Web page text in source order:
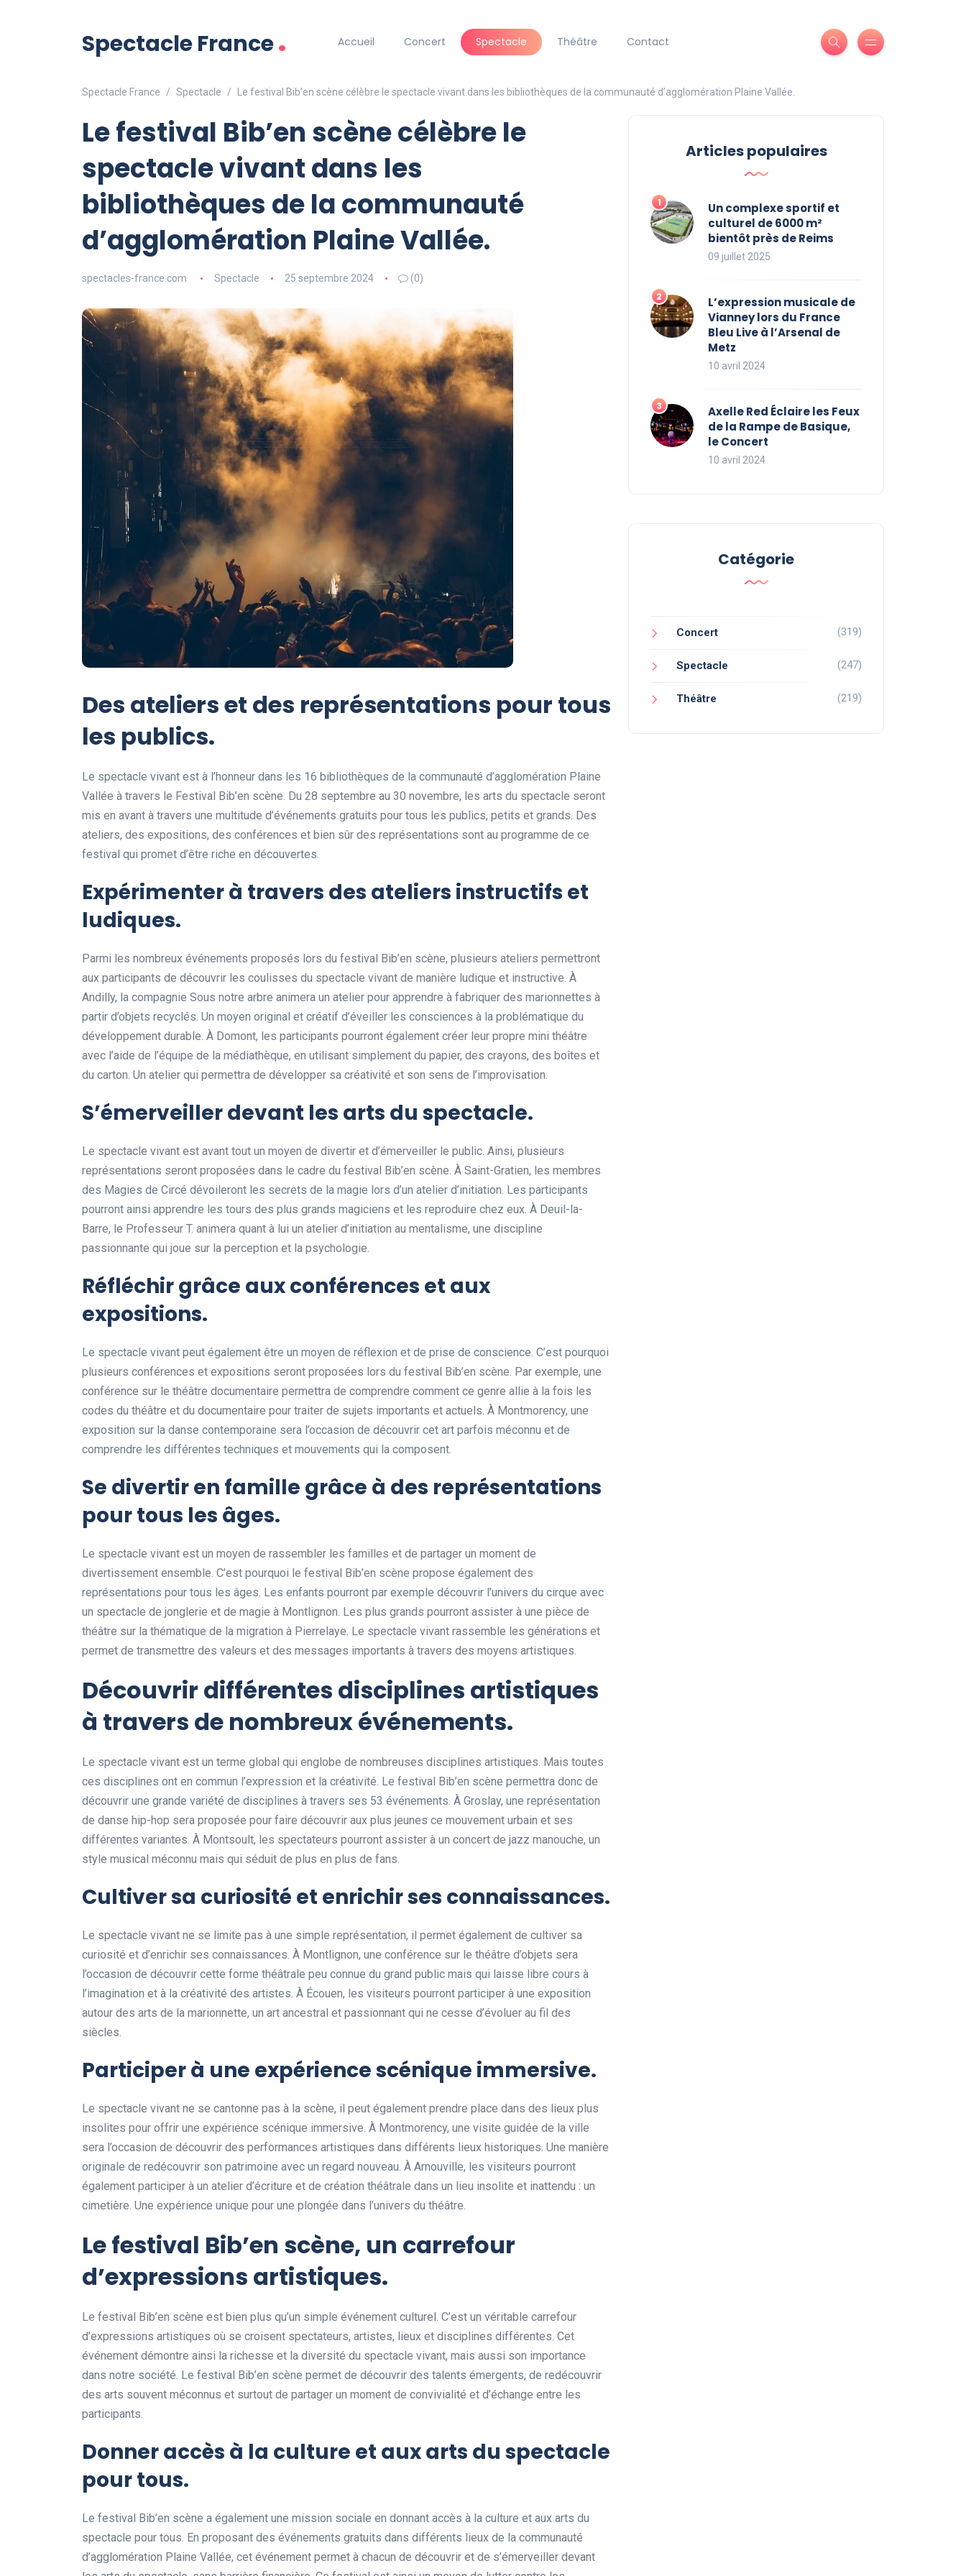
Spectacle France. Accueil Concert Spectacle Théâtre Contact
Spectacle France Spectacle Le festival Bib’en scène célèbre le spectacle vivant dans les bibliothèques de la communauté d’agglomération Plaine Vallée.
Le festival Bib’en scène célèbre le
spectacle vivant dans les
bibliothèques de la communauté
d’agglomération Plaine Vallée.
spectacles-france.com Spectacle 25 septembre 2024 (0)
Des ateliers et des représentations pour tous
les publics.
Le spectacle vivant est à l’honneur dans les 16 bibliothèques de la communauté d’agglomération Plaine
Vallée à travers le Festival Bib’en scène. Du 28 septembre au 30 novembre, les arts du spectacle seront
mis en avant à travers une multitude d’événements gratuits pour tous les publics, petits et grands. Des
ateliers, des expositions, des conférences et bien sûr des représentations sont au programme de ce
festival qui promet d’être riche en découvertes.
Expérimenter à travers des ateliers instructifs et
ludiques.
Parmi les nombreux événements proposés lors du festival Bib’en scène, plusieurs ateliers permettront
aux participants de découvrir les coulisses du spectacle vivant de manière ludique et instructive. À
Andilly, la compagnie Sous notre arbre animera un atelier pour apprendre à fabriquer des marionnettes à
partir d’objets recyclés. Un moyen original et créatif d’éveiller les consciences à la problématique du
développement durable. À Domont, les participants pourront également créer leur propre mini théâtre
avec l’aide de l’équipe de la médiathèque, en utilisant simplement du papier, des crayons, des boîtes et
du carton. Un atelier qui permettra de développer sa créativité et son sens de l’improvisation.
S’émerveiller devant les arts du spectacle.
Le spectacle vivant est avant tout un moyen de divertir et d’émerveiller le public. Ainsi, plusieurs
représentations seront proposées dans le cadre du festival Bib’en scène. À Saint-Gratien, les membres
des Magies de Circé dévoileront les secrets de la magie lors d’un atelier d’initiation. Les participants
pourront ainsi apprendre les tours des plus grands magiciens et les reproduire chez eux. À Deuil-la-
Barre, le Professeur T. animera quant à lui un atelier d’initiation au mentalisme, une discipline
passionnante qui joue sur la perception et la psychologie.
Réfléchir grâce aux conférences et aux
expositions.
Le spectacle vivant peut également être un moyen de réflexion et de prise de conscience. C’est pourquoi
plusieurs conférences et expositions seront proposées lors du festival Bib’en scène. Par exemple, une
conférence sur le théâtre documentaire permettra de comprendre comment ce genre allie à la fois les
codes du théâtre et du documentaire pour traiter de sujets importants et actuels. À Montmorency, une
exposition sur la danse contemporaine sera l’occasion de découvrir cet art parfois méconnu et de
comprendre les différentes techniques et mouvements qui la composent.
Se divertir en famille grâce à des représentations
pour tous les âges.
Le spectacle vivant est un moyen de rassembler les familles et de partager un moment de
divertissement ensemble. C’est pourquoi le festival Bib’en scène propose également des
représentations pour tous les âges. Les enfants pourront par exemple découvrir l’univers du cirque avec
un spectacle de jonglerie et de magie à Montlignon. Les plus grands pourront assister à une pièce de
théâtre sur la thématique de la migration à Pierrelaye. Le spectacle vivant rassemble les générations et
permet de transmettre des valeurs et des messages importants à travers des moyens artistiques.
Découvrir différentes disciplines artistiques
à travers de nombreux événements.
Le spectacle vivant est un terme global qui englobe de nombreuses disciplines artistiques. Mais toutes
ces disciplines ont en commun l’expression et la créativité. Le festival Bib’en scène permettra donc de
découvrir une grande variété de disciplines à travers ses 53 événements. À Groslay, une représentation
de danse hip-hop sera proposée pour faire découvrir aux plus jeunes ce mouvement urbain et ses
différentes variantes. À Montsoult, les spectateurs pourront assister à un concert de jazz manouche, un
style musical méconnu mais qui séduit de plus en plus de fans.
Cultiver sa curiosité et enrichir ses connaissances.
Le spectacle vivant ne se limite pas à une simple représentation, il permet également de cultiver sa
curiosité et d’enrichir ses connaissances. À Montlignon, une conférence sur le théâtre d’objets sera
l’occasion de découvrir cette forme théâtrale peu connue du grand public mais qui laisse libre cours à
l’imagination et à la créativité des artistes. À Écouen, les visiteurs pourront participer à une exposition
autour des arts de la marionnette, un art ancestral et passionnant qui ne cesse d’évoluer au fil des
siècles.
Participer à une expérience scénique immersive.
Le spectacle vivant ne se cantonne pas à la scène, il peut également prendre place dans des lieux plus
insolites pour offrir une expérience scénique immersive. À Montmorency, une visite guidée de la ville
sera l’occasion de découvrir des performances artistiques dans différents lieux historiques. Une manière
originale de redécouvrir son patrimoine avec un regard nouveau. À Arnouville, les visiteurs pourront
également participer à un atelier d’écriture et de création théâtrale dans un lieu insolite et inattendu : un
cimetière. Une expérience unique pour une plongée dans l’univers du théâtre.
Le festival Bib’en scène, un carrefour
d’expressions artistiques.
Le festival Bib’en scène est bien plus qu’un simple événement culturel. C’est un véritable carrefour
d’expressions artistiques où se croisent spectateurs, artistes, lieux et disciplines différentes. Cet
événement démontre ainsi la richesse et la diversité du spectacle vivant, mais aussi son importance
dans notre société. Le festival Bib’en scène permet de découvrir des talents émergents, de redécouvrir
des arts souvent méconnus et surtout de partager un moment de convivialité et d’échange entre les
participants.
Donner accès à la culture et aux arts du spectacle
pour tous.
Le festival Bib’en scène a également une mission sociale en donnant accès à la culture et aux arts du
spectacle pour tous. En proposant des événements gratuits dans différents lieux de la communauté
d’agglomération Plaine Vallée, cet événement permet à chacun de découvrir et de s’émerveiller devant
Articles populaires
Un complexe sportif et
culturel de 6000 m²
bientôt près de Reims
09 juillet 2025
L’expression musicale de
Vianney lors du France
Bleu Live à l’Arsenal de
Metz
10 avril 2024
Axelle Red Éclaire les Feux
de la Rampe de Basique,
le Concert
10 avril 2024
Catégorie
Concert (319)
Spectacle (247)
Théâtre (219)